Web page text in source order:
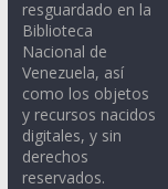
resguardado en la
Biblioteca
Nacional de
Venezuela, así
como los objetos
y recursos nacidos
digitales, y sin
derechos
reservados.